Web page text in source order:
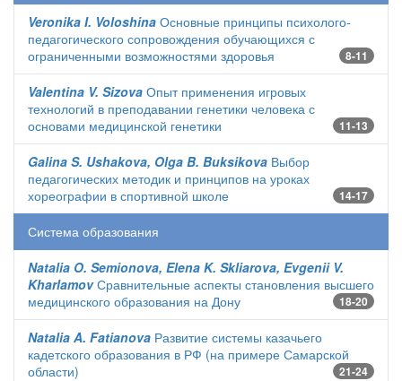
Veronika I. Voloshina Основные принципы психолого-
педагогического сопровождения обучающихся с
ограниченными возможностями здоровья
8-11
Valentina V. Sizova Опыт применения игровых
технологий в преподавании генетики человека с
основами медицинской генетики
11-13
Galina S. Ushakova, Olga B. Buksikova Выбор
педагогических методик и принципов на уроках
хореографии в спортивной школе
14-17
Система образования
Natalia O. Semionova, Elena K. Skliarova, Evgenii V.
KharlamovСравнительные аспекты становления высшего
медицинского образования на Дону
18-20
Natalia A. Fatianova Развитие системы казачьего
кадетского образования в РФ (на примере Самарской
области)
21-24